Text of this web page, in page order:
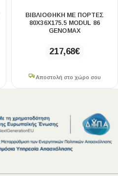
ΒΙΒΛΙΟΘΉΚΗ ΜΕ ΠΌΡΤΕΣ
80X36X175.5 MODUL 86
GENOMAX
217,68€
Αποστολή στο χώρο σου